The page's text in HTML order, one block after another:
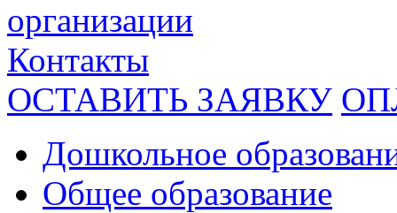
организации
Контакты
ОСТАВИТЬ ЗАЯВКУ
Дошкольное
Общее образование